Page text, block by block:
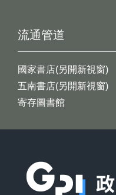
流通管道
國家書店(另開新視窗)
五南書店(另開新視窗)
寄存圖書館